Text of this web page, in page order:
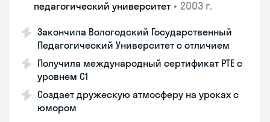
педагогический университет • 2003 г.
Закончила Вологодский Государственный
Педагогический Университет с отличием
Получила международный сертификат PTE с
уровнем C1
Создает дружескую атмосферу на уроках с
юмором